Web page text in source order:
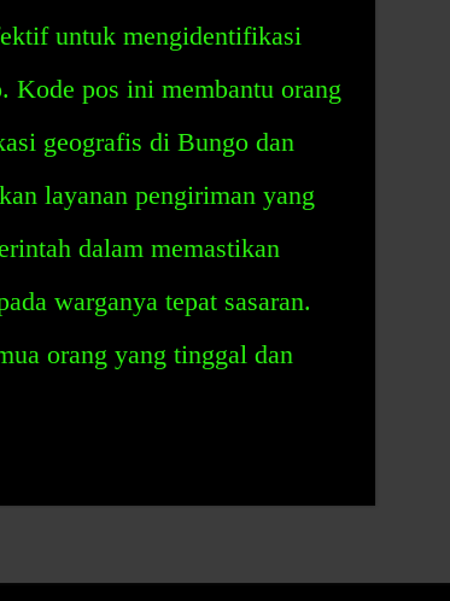
untuk mengidentifikasi
Kode pos ini membantu orang
geografis di Bungo dan
layanan pengiriman yang
dalam memastikan
warganya tepat sasaran.
orang yang tinggal dan